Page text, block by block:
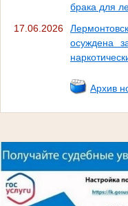
брака для
17.06.2026
осуждена
Архив